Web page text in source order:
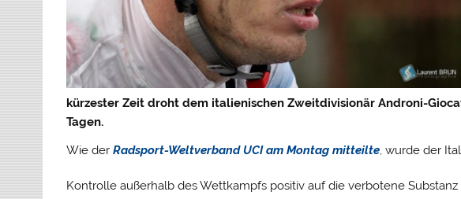
kürzester Zeit droht dem italienischen Zweitdivisionär Androni-
Tagen.
Wie derRadsport-Weltverband UCI am Montag mitteilte, wurde der
Kontrolle außerhalb des Wettkampfs positiv auf die verbotene Substanz